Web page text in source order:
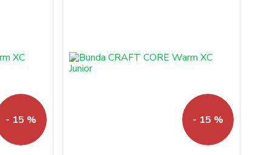
- 15 % - 15 %